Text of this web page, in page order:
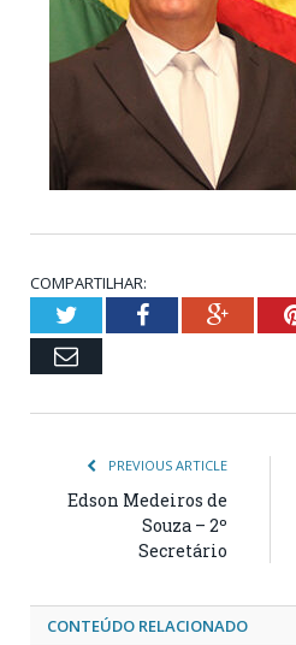
COMPARTILHAR:
TwitterFacebook
Email
PREVIOUS ARTICLE
Edson Medeiros de
Souza – 2º
Secretário
CONTEÚDO RELACIONADO